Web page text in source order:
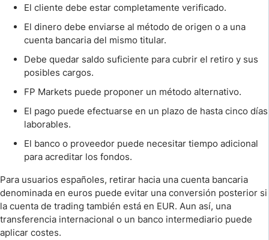
El cliente debe estar completamente verificado.
El dinero debe enviarse al método de origen o a una
cuenta bancaria del mismo titular.
Debe quedar saldo suficiente para cubrir el retiro y sus
posibles cargos.
FP Markets puede proponer un método alternativo.
El pago puede efectuarse en un plazo de hasta cinco días
laborables.
El banco o proveedor puede necesitar tiempo adicional
para acreditar los fondos.
Para usuarios españoles, retirar hacia una cuenta bancaria
denominada en euros puede evitar una conversión posterior si
la cuenta de trading también está en EUR. Aun así, una
transferencia internacional o un banco intermediario puede
aplicar costes.